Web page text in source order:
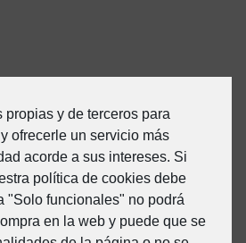
y de terceros para
ofrecerle un servicio más
acorde a sus intereses. Si
política de cookies debe
"Solo funcionales" no podrá
en la web y puede que se